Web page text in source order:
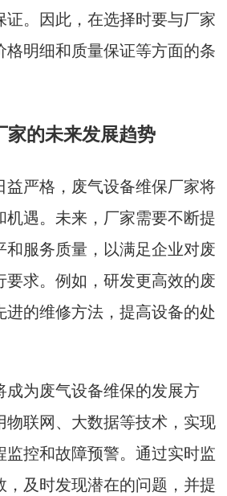
。因此，在选择时要与厂家
格明细和质量保证等方面的条
家的未来发展趋势
益严格，废气设备维保厂家将
遇。未来，厂家需要不断提
和服务质量，以满足企业对废
求。例如，研发更高效的废
的维修方法，提高设备的处
成为废气设备维保的发展方
物联网、大数据等技术，实现
监控和故障预警。通过实时监
及时发现潜在的问题，并提